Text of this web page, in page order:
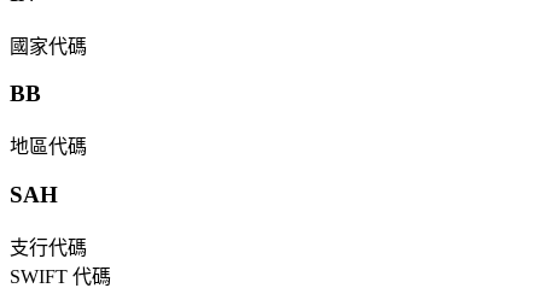
國家代碼
BB
地區代碼
SAH
支行代碼
SWIFT 代碼